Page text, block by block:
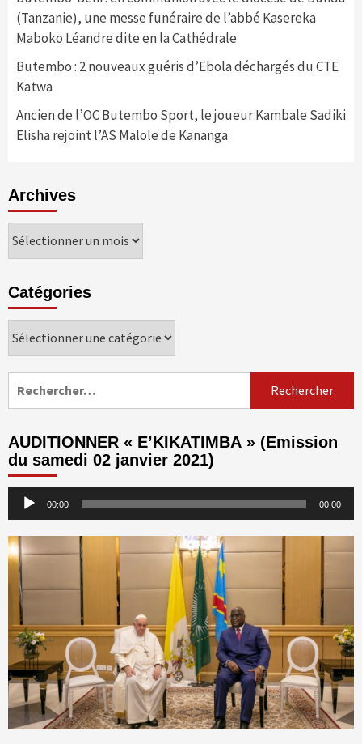
(Tanzanie), une messe funéraire de l’abbé Kasereka
Maboko Léandre dite en la Cathédrale
Butembo : 2 nouveaux guéris d’Ebola déchargés du CTE
Katwa
Ancien de l’OC Butembo Sport, le joueur Kambale Sadiki
Elisha rejoint l’AS Malole de Kananga
Archives
Archives
Catégories
Catégories
AUDITIONNER « E’KIKATIMBA » (Emission
du samedi 02 janvier 2021)
Lecteur 00:00 00:00